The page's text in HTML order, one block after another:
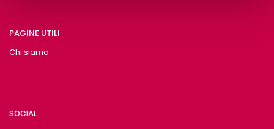
PAGINE UTILI
Chi siamo
SOCIAL